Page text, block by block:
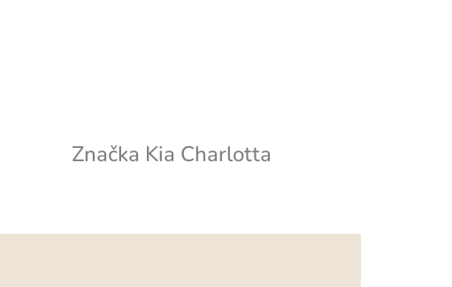
Značka Kia Charlotta